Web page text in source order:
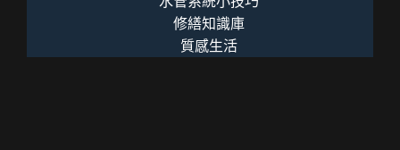
修繕知識庫
質感生活